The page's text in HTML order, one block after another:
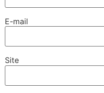
E-mail
Site